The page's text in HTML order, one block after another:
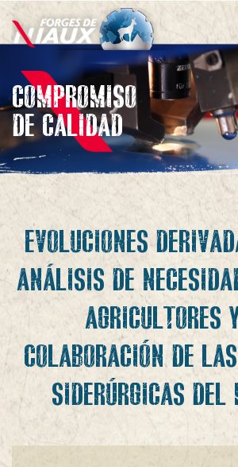
contenido
COMPROMISO
DE CALIDAD
EVOLUCIONES
ANÁLISIS DE
AGRICULTORES
COLABORACIÓN DE
SIDERÚRGICAS DEL